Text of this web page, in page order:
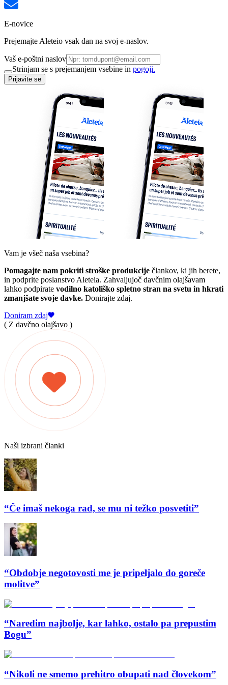
E-novice
Prejemajte Aleteio vsak dan na svoj e-naslov.
Vaš e-poštni naslov
Strinjam se s prejemanjem vsebine in pogoji.
Prijavite se
Vam je všeč naša vsebina?
Pomagajte nam pokriti stroške produkcije člankov, ki jih berete,
in podprite poslanstvo Aleteia. Zahvaljujoč davčnim olajšavam
lahko podpirate vodilno katoliško spletno stran na svetu in hkrati
zmanjšate svoje davke. Donirajte zdaj.
Doniram zdaj
( Z davčno olajšavo )
Naši izbrani članki
“Če imaš nekoga rad, se mu ni težko posvetiti”
“Obdobje negotovosti me je pripeljalo do goreče
molitve”
“Naredim najbolje, kar lahko, ostalo pa prepustim
Bogu”
“Nikoli ne smemo prehitro obupati nad človekom”